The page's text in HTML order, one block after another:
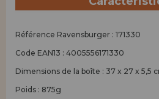
Référence Ravensburger : 171330
Code EAN13 : 4005556171330
Dimensions de la boîte : 37 x 27 x 5,5
Poids : 875g